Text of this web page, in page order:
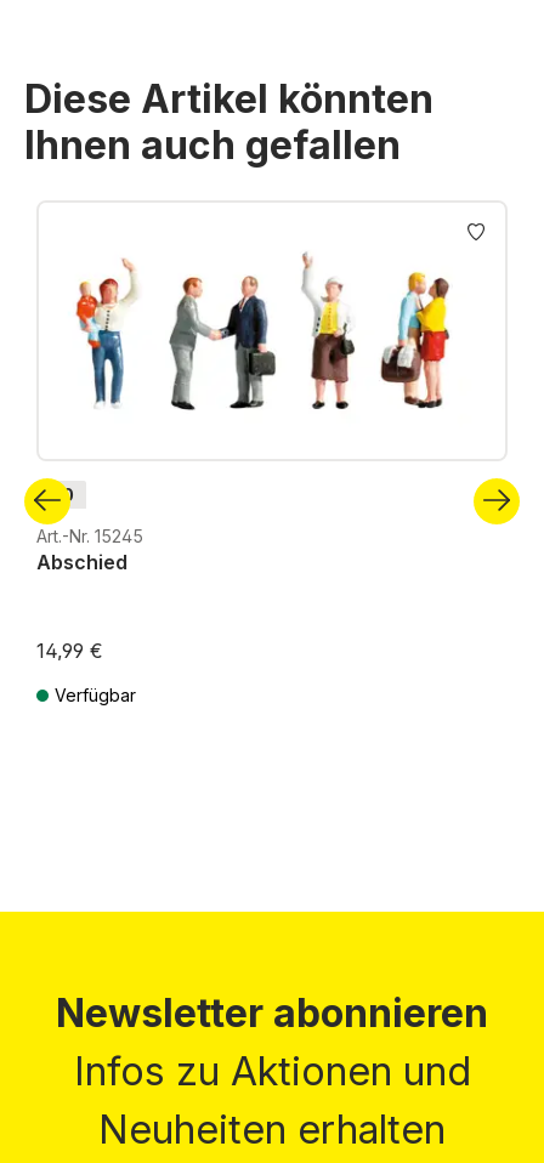
Diese Artikel könnten
Ihnen auch gefallen
Produktgalerie überspringen
H0
Art.-Nr. 15245
Abschied
14,99 €
Verfügbar
Newsletter abonnieren
Infos zu Aktionen und
Neuheiten erhalten